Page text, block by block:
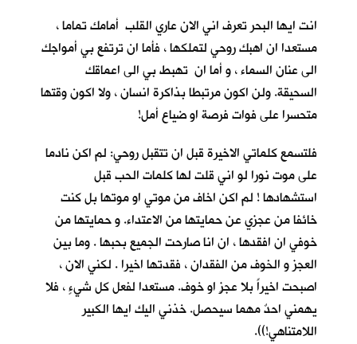
انت ايها البحر تعرف اني الان عاري القلب أمامك تماما ،
مستعدا ان اهبك روحي لتملكها ، فأما ان ترتفع بي أمواجك
الى عنان السماء ، و أما ان تهبط بي الى اعماقك
السحيقة. ولن اكون مرتبطا بذاكرة انسان ، ولا اكون وقتها
متحسرا على فوات فرصة او ضياع أمل!
فلتسمع كلماتي الاخيرة قبل ان تتقبل روحي: لم اكن نادما
على موت نورا لو اني قلت لها كلمات الحب قبل
استشهادها ! لم اكن اخاف من موتي او موتها بل كنت
خائفا من عجزي عن حمايتها من الاعتداء. و حمايتها من
خوفي ان افقدها ، ان انا صارحت الجميع بحبها . وما بين
العجز و الخوف من الفقدان ، فقدتها اخيرا . لكني الان ،
اصبحت اخيراً بلا عجزٍ او خوف. مستعدا لفعل كل شيءٍ ، فلا
يهمني احدٌ مهما سيحصل. خذني اليك ايها الكبير
اللامتناهي!)).